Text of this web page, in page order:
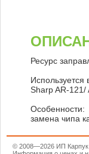
Ресурс
Используется
Sharp AR-121/
Особенности:
замена чипа
© 2008—2026 ИП Карпук